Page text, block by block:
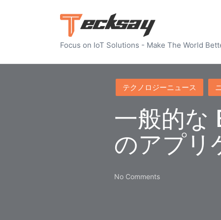
Focus on IoT Solutions - Make The World
Posted
in
テクノロジーニュース
一般的な
のアプリ
No Comments